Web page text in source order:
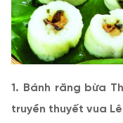
1. Bánh răng bừa
truyền thuyết vua Lê